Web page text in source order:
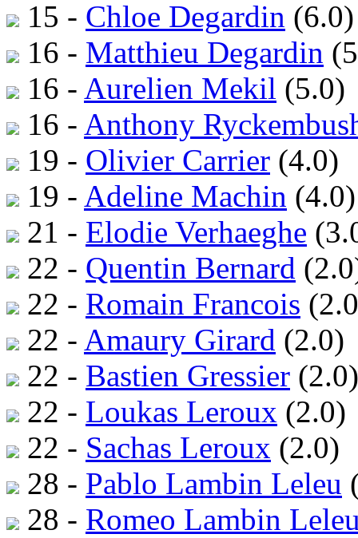
15 - Chloe Degardin (6.0)
16 - Matthieu Degardin
16 - Aurelien Mekil (5.0)
16 - Anthony
19 - Olivier Carrier (4.0)
19 - Adeline Machin (4.0)
21 - Elodie Verhaeghe
22 - Quentin Bernard
22 - Romain Francois
22 - Amaury Girard (2.0)
22 - Bastien Gressier (2.0)
22 - Loukas Leroux (2.0)
22 - Sachas Leroux (2.0)
28 - Pablo Lambin Leleu
28 - Romeo Lambin